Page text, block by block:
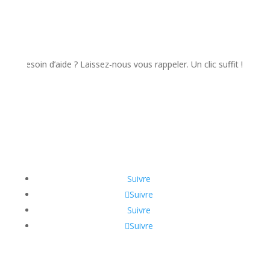
d’aide ? Laissez-nous vous rappeler. Un clic suffit !
Suivre
Suivre
Suivre
Suivre